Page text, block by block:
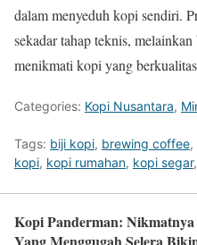
dalam menyeduh kopi sendiri.
sekadar tahap teknis,
menikmati kopi yang
Categories: Kopi Nusantara,
Tags: biji kopi, brewing coffee,
kopi, kopi rumahan, kopi segar,
Kopi Panderman:
Yang Menggugah Selera